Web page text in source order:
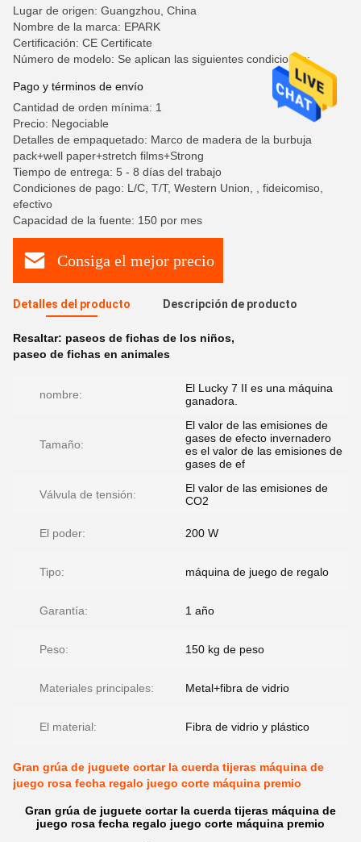
Lugar de origen: Guangzhou, China
Nombre de la marca: EPARK
Certificación: CE Certificate
Número de modelo: Se aplican las siguientes condiciones:
Pago y términos de envío
Cantidad de orden mínima: 1
Precio: Negociable
Detalles de empaquetado: Marco de madera de la burbuja
pack+well paper+stretch films+Strong
Tiempo de entrega: 5 - 8 días del trabajo
Condiciones de pago: L/C, T/T, Western Union, , fideicomiso,
efectivo
Capacidad de la fuente: 150 por mes
Consiga el mejor precio
Detalles del producto Descripción de producto
Resaltar: paseos de fichas de los niños,
paseo de fichas en animales
nombre:
El Lucky 7 II es una máquina
ganadora.
Tamaño:
El valor de las emisiones de
gases de efecto invernadero
es el valor de las emisiones de
gases de ef
Válvula de tensión:
El valor de las emisiones de
CO2
El poder: 200 W
Tipo: máquina de juego de regalo
Garantía: 1 año
Peso: 150 kg de peso
Materiales principales: Metal+fibra de vidrio
El material: Fibra de vidrio y plástico
Gran grúa de juguete cortar la cuerda tijeras máquina de
juego rosa fecha regalo juego corte máquina premio
Gran grúa de juguete cortar la cuerda tijeras máquina de
juego rosa fecha regalo juego corte máquina premio